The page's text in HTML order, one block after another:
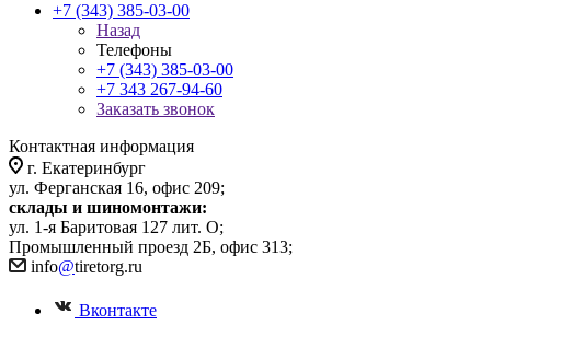
+7 (343) 385-03-00
Назад
Телефоны
+7 (343) 385-03-00
+7 343 267-94-60
Заказать звонок
Контактная информация
г. Екатеринбург
ул. Ферганская 16, офис 209;
склады и шиномонтажи:
ул. 1-я Баритовая 127 лит. О;
Промышленный проезд 2Б, офис 313;
info@tiretorg.ru
Вконтакте